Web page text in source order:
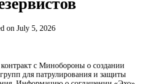
on July 5, 2026
с Минобороны о создании
для патрулирования и защиты